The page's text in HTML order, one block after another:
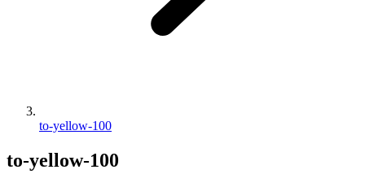
to-yellow-100
to-yellow-100